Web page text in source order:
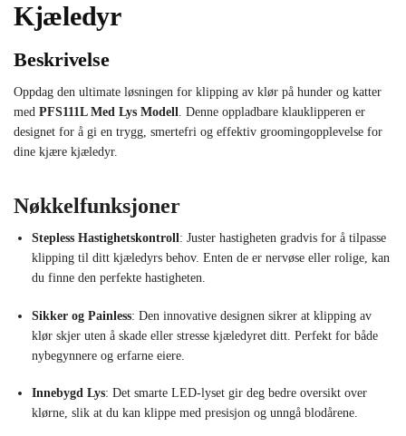
Kjæledyr
Beskrivelse
Oppdag den ultimate løsningen for klipping av klør på hunder og katter
med PFS111L Med Lys Modell. Denne oppladbare klauklipperen er
designet for å gi en trygg, smertefri og effektiv groomingopplevelse for
dine kjære kjæledyr.
Nøkkelfunksjoner
Stepless Hastighetskontroll: Juster hastigheten gradvis for å tilpasse
klipping til ditt kjæledyrs behov. Enten de er nervøse eller rolige, kan
du finne den perfekte hastigheten.
Sikker og Painless: Den innovative designen sikrer at klipping av
klør skjer uten å skade eller stresse kjæledyret ditt. Perfekt for både
nybegynnere og erfarne eiere.
Innebygd Lys: Det smarte LED-lyset gir deg bedre oversikt over
klørne, slik at du kan klippe med presisjon og unngå blodårene.